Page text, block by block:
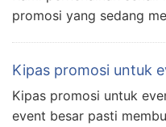
promosi yang sedang
Kipas promosi untuk
Kipas promosi untuk
event besar pasti